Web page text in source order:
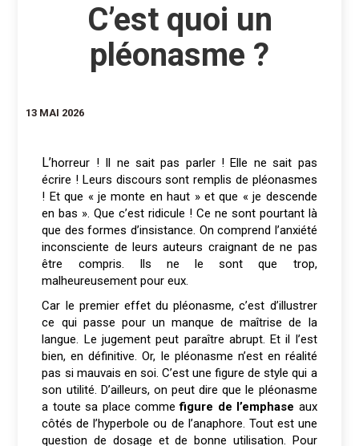
C’est quoi un
pléonasme ?
13 MAI 2026
L’horreur ! Il ne sait pas parler ! Elle ne sait pas
écrire ! Leurs discours sont remplis de pléonasmes
! Et que « je monte en haut » et que « je descende
en bas ». Que c’est ridicule ! Ce ne sont pourtant là
que des formes d’insistance. On comprend l’anxiété
inconsciente de leurs auteurs craignant de ne pas
être compris. Ils ne le sont que trop,
malheureusement pour eux.
Car le premier effet du pléonasme, c’est d’illustrer
ce qui passe pour un manque de maîtrise de la
langue. Le jugement peut paraître abrupt. Et il l’est
bien, en définitive. Or, le pléonasme n’est en réalité
pas si mauvais en soi. C’est une figure de style qui a
son utilité. D’ailleurs, on peut dire que le pléonasme
a toute sa place comme figure de l’emphase aux
côtés de l’hyperbole ou de l’anaphore. Tout est une
question de dosage et de bonne utilisation. Pour